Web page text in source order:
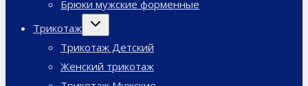
Брюки мужские форменные
Трикотаж
Переключить
дочернее
Трикотаж Детский
Женский трикотаж